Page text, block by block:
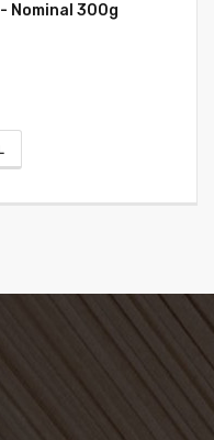
Nominal 300g